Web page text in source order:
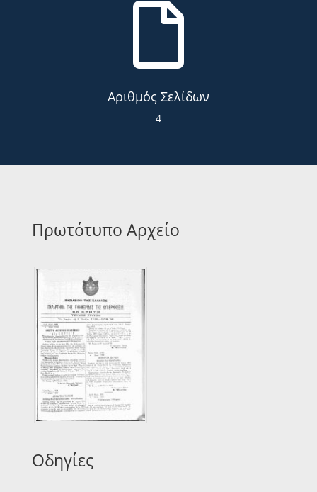

Αριθμός Σελίδων
4
Πρωτότυπο Αρχείο
Οδηγίες